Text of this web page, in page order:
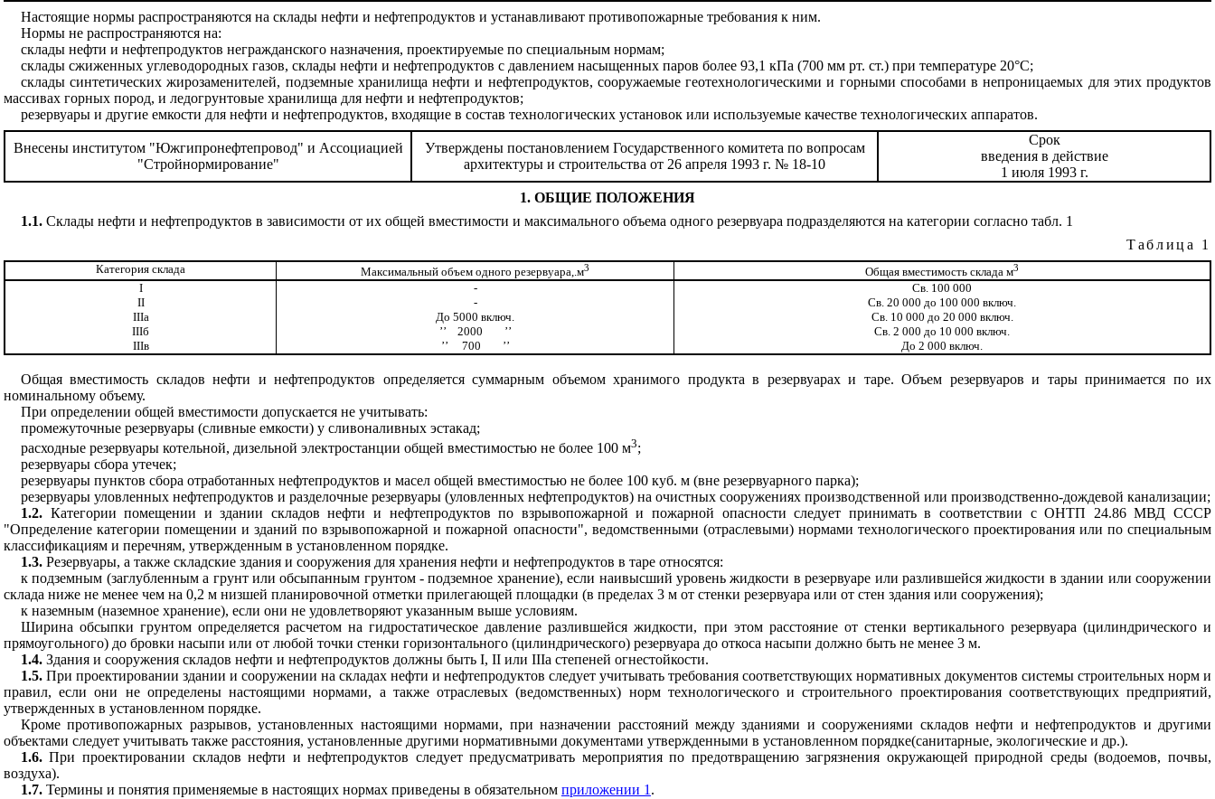
Настоящие нормы распространяются на склады нефти и нефтепродуктов и устанавливают противопожарные требования к ним.
Нормы не распространяются на:
склады нефти и нефтепродуктов негражданского назначения, проектируемые по специальным нормам;
склады сжиженных углеводородных газов, склады нефти и нефтепродуктов с давлением насыщенных паров более 93,1 кПа (700 мм рт. cт.) при температуре 20°С;
склады синтетических жирозаменителей, подземные хранилища нефти и нефтепродуктов, сооружаемые геотехнологическими и горными способами в непроницаемых для этих продуктов
массивах горных пород, и ледогрунтовые хранилища для нефти и нефтепродуктов;
резервуары и другие емкости для нефти и нефтепродуктов, входящие в состав технологических установок или используемые качестве технологических аппаратов.
Внесены институтом "Южгипронефтепровод" и Ассоциацией
"Стройнормирование"
Утверждены постановлением Государственного комитета по вопросам
архитектуры и строительства от 26 апреля 1993 г. № 18-10
Срок
введения в действие
1 июля 1993 г.
1. ОБЩИЕ ПОЛОЖЕНИЯ
1.1.Склады нефти и нефтепродуктов в зависимости от их общей вместимости и максимального объема одного резервуара подразделяются на категории согласно табл. 1
Таблица 1
Категория склада Максимальный объем одного резервуара,.м3 Общая вместимость склада м3
I - Св. 100 000
II
-
Св. 20 000 до 100 000 включ.
IIIа До 5000 включ.
Св. 10 000 до 20 000 включ.
IIIб ’’ 2000 ’’
Св. 2 000 до 10 000 включ.
IIIв ’’ 700 ’’ До 2 000 включ.
Общая вместимость складов нефти и нефтепродуктов определяется суммарным объемом хранимого продукта в резервуарах и таре. Объем резервуаров и тары принимается по их
номинальному объему.
При определении общей вместимости допускается не учитывать:
промежуточные резервуары (сливные емкости) у сливоналивных эстакад;
расходные резервуары котельной, дизельной электростанции общей вместимостью не более 100 м3;
резервуары сбора утечек;
резервуары пунктов сбора отработанных нефтепродуктов и масел общей вместимостью не более 100 куб. м (вне резервуарного парка);
резервуары уловленных нефтепродуктов и разделочные резервуары (уловленных нефтепродуктов) на очистных сооружениях производственной или производственно-дождевой канализации;
1.2.Категории помещении и здании складов нефти и нефтепродуктов по взрывопожарной и пожарной опасности следует принимать в соответствии с ОНТП 24.86 МВД СССР
"Определение категории помещении и зданий по взрывопожарной и пожарной опасности", ведомственными (отраслевыми) нормами технологического проектирования или по специальным
классификациям и перечням, утвержденным в установленном порядке.
1.3.Резервуары, а также складские здания и сооружения для хранения нефти и нефтепродуктов в таре относятся:
к подземным (заглубленным а грунт или обсыпанным грунтом - подземное хранение), если наивысший уровень жидкости в резервуаре или разлившейся жидкости в здании или сооружении
склада ниже не менее чем на 0,2 м низшей планировочной отметки прилегающей площадки (в пределах 3 м от стенки резервуара или от стен здания или сооружения);
к наземным (наземное хранение), если они не удовлетворяют указанным выше условиям.
Ширина обсыпки грунтом определяется расчетом на гидростатическое давление разлившейся жидкости, при этом расстояние от стенки вертикального резервуара (цилиндрического и
прямоугольного) до бровки насыпи или от любой точки стенки горизонтального (цилиндрического) резервуара до откоса насыпи должно быть не менее 3 м.
1.4.Здания и сооружения складов нефти и нефтепродуктов должны быть I, II или IIIа степеней огнестойкости.
1.5.При проектировании здании и сооружении на складах нефти и нефтепродуктов следует учитывать требования соответствующих нормативных документов системы строительных норм и
правил, если они не определены настоящими нормами, а также отраслевых (ведомственных) норм технологического истроительного проектированиясоответствующих предприятий,
утвержденных в установленном порядке.
Кроме противопожарных разрывов, установленных настоящими нормами, при назначении расстояний между зданиями и сооружениями складов нефти и нефтепродуктов и другими
объектами следует учитывать также расстояния, установленные другими нормативными документами утвержденными в установленном порядке(санитарные, экологические и др.).
1.6.При проектировании складов нефти и нефтепродуктов следует предусматривать мероприятия по предотвращению загрязнения окружающей природной среды (водоемов, почвы,
воздуха).
1.7.Термины и понятия применяемые в настоящих нормах приведены в обязательном приложении 1 .